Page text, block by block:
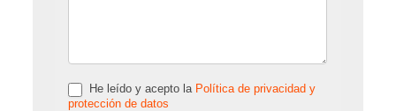
He leído y acepto la Política de privacidad y
protección de datos